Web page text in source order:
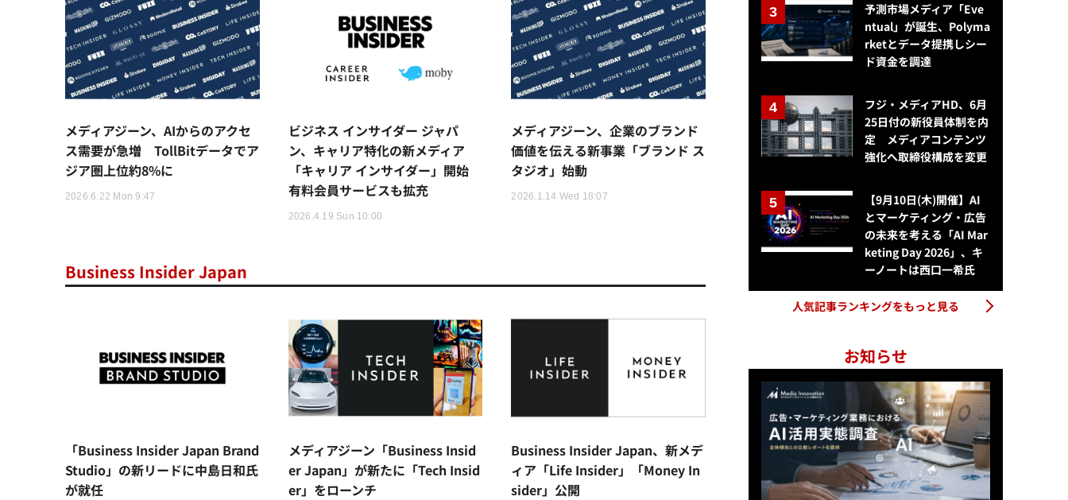
メディアジーン、AIからのアクセ
ス需要が急増 TollBitデータでア
ジア圏上位約8%に
2026.6.22 Mon 9:47
ビジネス インサイダー ジャパ
ン、キャリア特化の新メディア
「キャリア インサイダー」開始
有料会員サービスも拡充
2026.4.19 Sun 10:00
メディアジーン、企業のブランド
価値を伝える新事業「ブランド ス
タジオ」始動
2026.1.14 Wed 18:07
Business Insider Japan
「Business Insider Japan Brand
Studio」の新リードに中島日和氏
が就任
メディアジーン「Business Insid
er Japan」が新たに「Tech Insid
er」をローンチ
Business Insider Japan、新メデ
ィア「Life Insider」「Money In
sider」公開
予測市場メディア「Eve
ntual」が誕生、Polyma
rketとデータ提携しシー
ド資金を調達
フジ・メディアHD、6月
25日付の新役員体制を内
定 メディアコンテンツ
強化へ取締役構成を変更
【9月10日(木)開催】AI
とマーケティング・広告
の未来を考える「AI Mar
keting Day 2026」、キ
ーノートは西口一希氏
人気記事ランキングをもっと見る
お知らせ